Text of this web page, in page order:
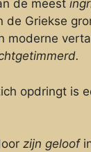
de meest
de Griekse
moderne
opdringt is
zijn geloof